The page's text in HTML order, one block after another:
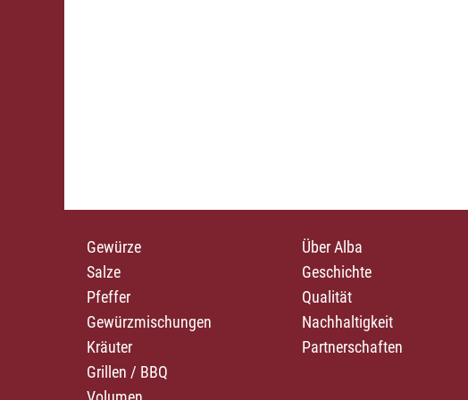
Gewürze
Salze
Pfeffer
Gewürzmischungen
Kräuter
Grillen / BBQ
Über Alba
Geschichte
Qualität
Nachhaltigkeit
Partnerschaften